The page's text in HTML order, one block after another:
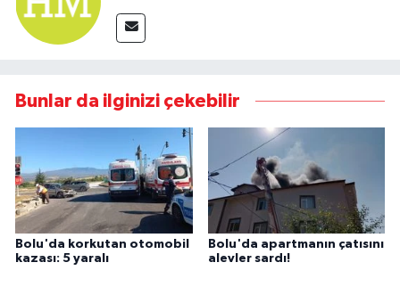
Bunlar da ilginizi çekebilir
Bolu'da korkutan otomobil
kazası: 5 yaralı
Bolu'da apartmanın çatısını
alevler sardı!